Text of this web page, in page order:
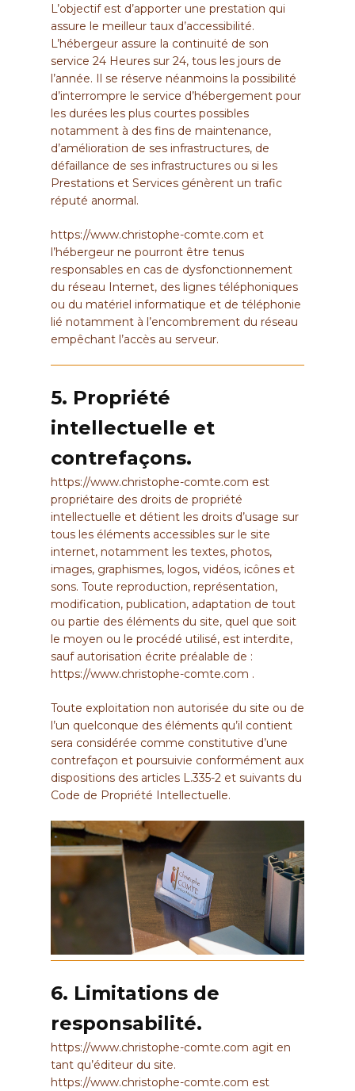
L’objectif est d’apporter une prestation qui
assure le meilleur taux d’accessibilité.
L’hébergeur assure la continuité de son
service 24 Heures sur 24, tous les jours de
l’année. Il se réserve néanmoins la possibilité
d’interrompre le service d’hébergement pour
les durées les plus courtes possibles
notamment à des fins de maintenance,
d’amélioration de ses infrastructures, de
défaillance de ses infrastructures ou si les
Prestations et Services génèrent un trafic
réputé anormal.
https://www.christophe-comte.com et
l’hébergeur ne pourront être tenus
responsables en cas de dysfonctionnement
du réseau Internet, des lignes téléphoniques
ou du matériel informatique et de téléphonie
lié notamment à l’encombrement du réseau
empêchant l’accès au serveur.
5. Propriété
intellectuelle et
contrefaçons.
https://www.christophe-comte.com est
propriétaire des droits de propriété
intellectuelle et détient les droits d’usage sur
tous les éléments accessibles sur le site
internet, notamment les textes, photos,
images, graphismes, logos, vidéos, icônes et
sons. Toute reproduction, représentation,
modification, publication, adaptation de tout
ou partie des éléments du site, quel que soit
le moyen ou le procédé utilisé, est interdite,
sauf autorisation écrite préalable de :
https://www.christophe-comte.com .
Toute exploitation non autorisée du site ou de
l’un quelconque des éléments qu’il contient
sera considérée comme constitutive d’une
contrefaçon et poursuivie conformément aux
dispositions des articles L.335-2 et suivants du
Code de Propriété Intellectuelle.
6. Limitations de
responsabilité.
https://www.christophe-comte.com agit en
tant qu’éditeur du site.
https://www.christophe-comte.com est